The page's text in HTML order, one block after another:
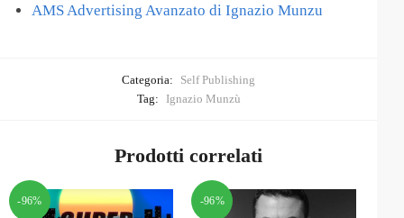
AMS Advertising Avanzato di Ignazio Munzu
Categoria:
Self Publishing
Tag:
Ignazio Munzù
Prodotti correlati
-96% -96%